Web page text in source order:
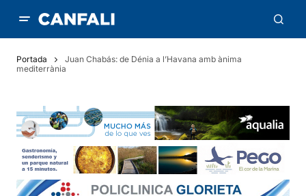
Portada
Juan Chabás: de Dénia a l’Havana amb ànima
mediterrània